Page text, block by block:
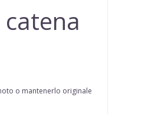
o mantenerlo originale